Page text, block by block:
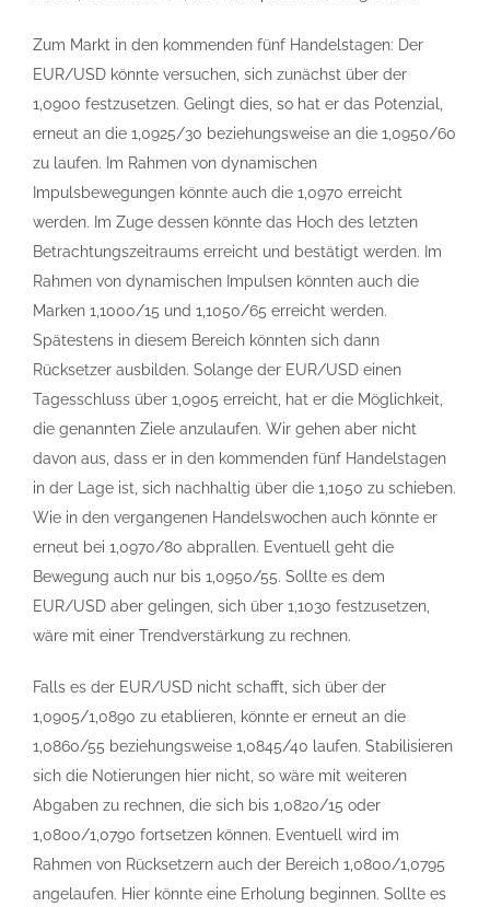
Zum Markt in den kommenden fünf Handelstagen: Der
EUR/USD könnte versuchen, sich zunächst über der
1,0900 festzusetzen. Gelingt dies, so hat er das Potenzial,
erneut an die 1,0925/30 beziehungsweise an die 1,0950/60
zu laufen. Im Rahmen von dynamischen
Impulsbewegungen könnte auch die 1,0970 erreicht
werden. Im Zuge dessen könnte das Hoch des letzten
Betrachtungszeitraums erreicht und bestätigt werden. Im
Rahmen von dynamischen Impulsen könnten auch die
Marken 1,1000/15 und 1,1050/65 erreicht werden.
Spätestens in diesem Bereich könnten sich dann
Rücksetzer ausbilden. Solange der EUR/USD einen
Tagesschluss über 1,0905 erreicht, hat er die Möglichkeit,
die genannten Ziele anzulaufen. Wir gehen aber nicht
davon aus, dass er in den kommenden fünf Handelstagen
in der Lage ist, sich nachhaltig über die 1,1050 zu schieben.
Wie in den vergangenen Handelswochen auch könnte er
erneut bei 1,0970/80 abprallen. Eventuell geht die
Bewegung auch nur bis 1,0950/55. Sollte es dem
EUR/USD aber gelingen, sich über 1,1030 festzusetzen,
wäre mit einer Trendverstärkung zu rechnen.
Falls es der EUR/USD nicht schafft, sich über der
1,0905/1,0890 zu etablieren, könnte er erneut an die
1,0860/55 beziehungsweise 1,0845/40 laufen. Stabilisieren
sich die Notierungen hier nicht, so wäre mit weiteren
Abgaben zu rechnen, die sich bis 1,0820/15 oder
1,0800/1,0790 fortsetzen können. Eventuell wird im
Rahmen von Rücksetzern auch der Bereich 1,0800/1,0795
angelaufen. Hier könnte eine Erholung beginnen. Sollte es